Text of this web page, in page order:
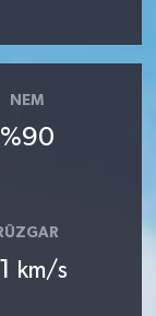
NEM
%90
km/s